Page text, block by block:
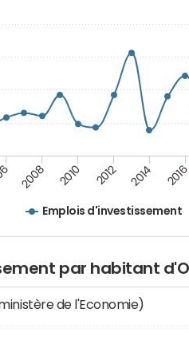
Emplois d'investissement
2008 2010 2012 2014 2016
par habitant
de l'Economie)